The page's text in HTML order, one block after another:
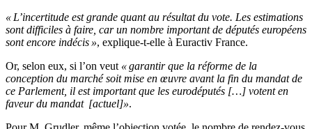
« L’incertitude est grande quant au résultat du vote. Les estimations
sont difficiles à faire, car un nombre important de députés européens
sont encore indécis », explique-t-elle à Euractiv France.
Or, selon eux, si l’on veut « garantir que la réforme de la
conception du marché soit mise en œuvre avant la fin du mandat de
ce Parlement, il est important que les eurodéputés […] votent en
faveur du mandat [actuel]».